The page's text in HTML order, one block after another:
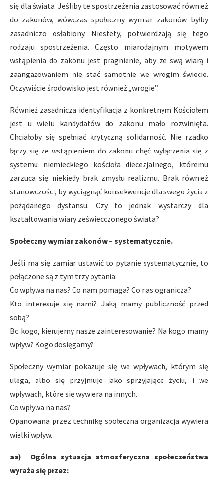
się dla świata. Jeśliby te spostrzeżenia zastosować również
do zakonów, wówczas społeczny wymiar zakonów byłby
zasadniczo osłabiony. Niestety, potwierdzają się tego
rodzaju spostrzeżenia. Często miarodajnym motywem
wstąpienia do zakonu jest pragnienie, aby ze swą wiarą i
zaangażowaniem nie stać samotnie we wrogim świecie.
Oczywiście środowisko jest również „wrogie”.
Również zasadnicza identyfikacja z konkretnym Kościołem
jest u wielu kandydatów do zakonu mało rozwinięta.
Chciałoby się spełniać krytyczną solidarność. Nie rzadko
łączy się ze wstąpieniem do zakonu chęć wyłączenia się z
systemu niemieckiego kościoła diecezjalnego, któremu
zarzuca się niekiedy brak zmysłu realizmu. Brak również
stanowczości, by wyciągnąć konsekwencje dla swego życia z
pożądanego dystansu. Czy to jednak wystarczy dla
kształtowania wiary zeświecczonego świata?
Społeczny wymiar zakonów – systematycznie.
Jeśli ma się zamiar ustawić to pytanie systematycznie, to
połączone są z tym trzy pytania:
Co wpływa na nas? Co nam pomaga? Co nas ogranicza?
Kto interesuje się nami? Jaką mamy publiczność przed
sobą?
Bo kogo, kierujemy nasze zainteresowanie? Na kogo mamy
wpływ? Kogo dosięgamy?
Społeczny wymiar pokazuje się we wpływach, którym się
ulega, albo się przyjmuje jako sprzyjające życiu, i we
wpływach, które się wywiera na innych.
Co wpływa na nas?
Opanowana przez technikę społeczna organizacja wywiera
wielki wpływ.
aa) Ogólna sytuacja atmosferyczna społeczeństwa
wyraża się przez: